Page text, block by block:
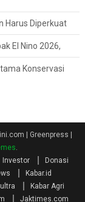
Harus Diperkuat
El Nino 2026,
Konservasi
| Greenpress
.
Investor
Donasi
Kabar.id
Kabar Agri
Jaktimes.com